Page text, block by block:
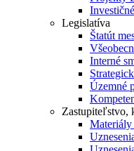
Legislatíva
Štatút
Interné
Územné
Zastupiteľstvo,